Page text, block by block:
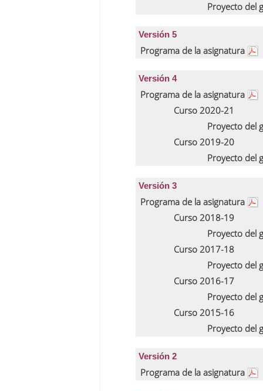
Proyecto del
Versión 5
Programa de la asignatura
Versión 4
Programa de la asignatura
Curso 2020-21
Proyecto del
Curso 2019-20
Proyecto del
Versión 3
Programa de la asignatura
Curso 2018-19
Proyecto del
Curso 2017-18
Proyecto del
Curso 2016-17
Proyecto del
Curso 2015-16
Proyecto del
Versión 2
Programa de la asignatura